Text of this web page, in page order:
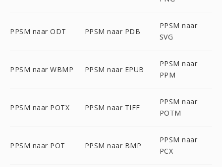
PPSM naar ODT PPSM naar PDB
PPSM naar
SVG
PPSM naar WBMP PPSM naar EPUB
PPSM naar
PPM
PPSM naar POTX PPSM naar TIFF
PPSM naar
POTM
PPSM naar POT PPSM naar BMP
PPSM naar
PCX